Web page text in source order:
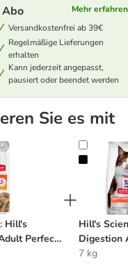
Abo
Mehr erfahren
Versandkostenfrei ab 39€
Regelmäßige Lieferungen
erhalten
Kann jederzeit angepasst,
pausiert oder beendet werden
Sie es mit
Plan Adult Perfect Digestion
: Hill's
Perfect
Hill's
Hill's
Digestion
7 kg